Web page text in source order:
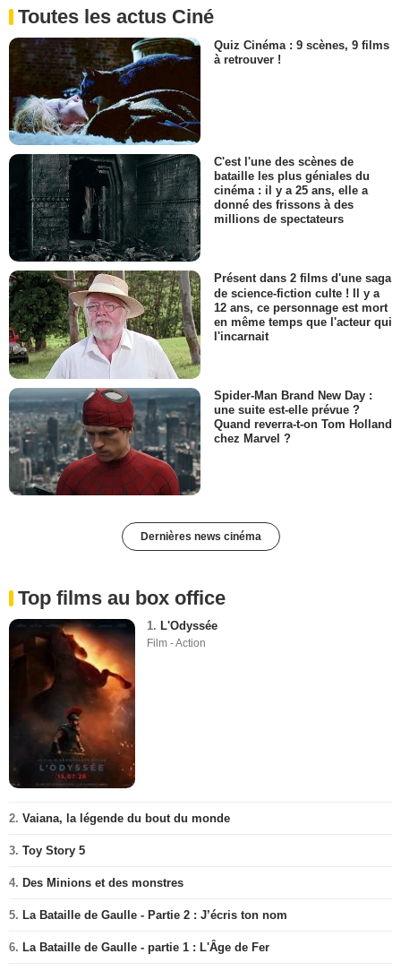
Toutes les actus Ciné
Quiz Cinéma : 9 scènes, 9 films
à retrouver !
C'est l'une des scènes de
bataille les plus géniales du
cinéma : il y a 25 ans, elle a
donné des frissons à des
millions de spectateurs
Présent dans 2 films d'une saga
de science-fiction culte ! Il y a
12 ans, ce personnage est mort
en même temps que l'acteur qui
l'incarnait
Spider-Man Brand New Day :
une suite est-elle prévue ?
Quand reverra-t-on Tom Holland
chez Marvel ?
Dernières news cinéma
Top films au box office
1. L'Odyssée
Film - Action
2. Vaiana, la légende du bout du monde
3. Toy Story 5
4. Des Minions et des monstres
5. La Bataille de Gaulle - Partie 2 : J’écris ton nom
6. La Bataille de Gaulle - partie 1 : L'Âge de Fer